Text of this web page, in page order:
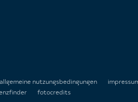
allgemeine nutzungsbedingungen
fotocredits